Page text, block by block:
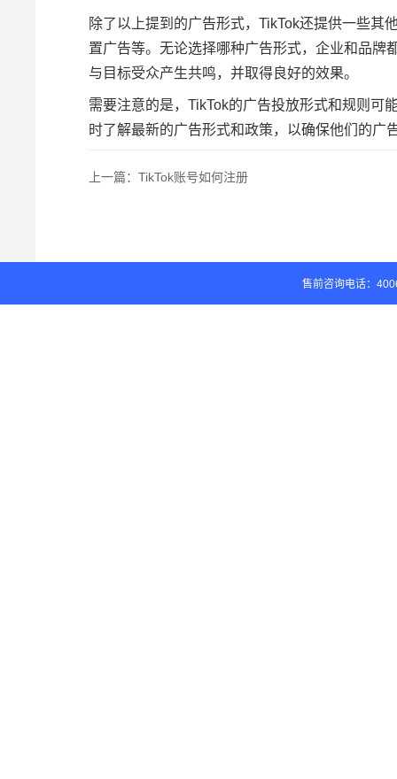
除了以上提到的广告形式，TikTok还提供一些其
置广告等。无论选择哪种广告形式，企业和品牌
与目标受众产生共鸣，并取得良好的效果。
需要注意的是，TikTok的广告投放形式和规则可
时了解最新的广告形式和政策，以确保他们的广
上一篇： TikTok账号如何注册
售前咨询电话：